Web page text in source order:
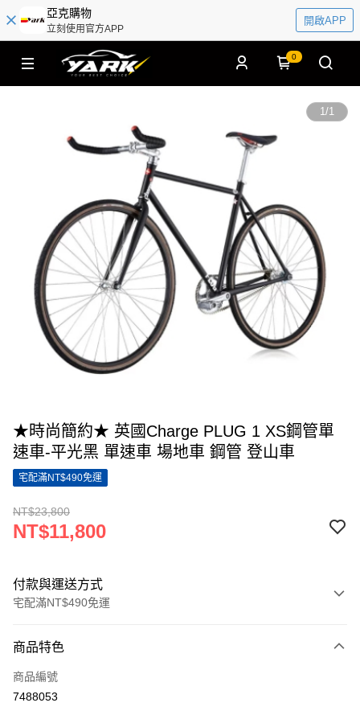
亞克購物
立刻使用官方APP
開啟APP
0
1/1
★時尚簡約★ 英國Charge PLUG 1 XS鋼管單
速車-平光黑 單速車 場地車 鋼管 登山車
宅配滿NT$490免運
NT$23,800
NT$11,800
付款與運送方式
宅配滿NT$490免運
信用卡一次付款
LINE Pay
商品特色
商品編號
7488053